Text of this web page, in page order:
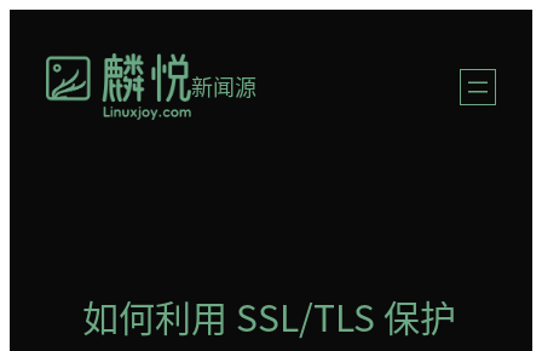
新闻源
如何利用 SSL/TLS 保护